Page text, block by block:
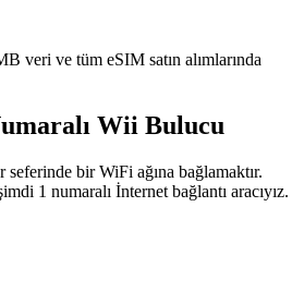
veri ve tüm eSIM satın alımlarında
Wii Bulucu
bir WiFi ağına bağlamaktır.
1 numaralı İnternet bağlantı aracıyız.